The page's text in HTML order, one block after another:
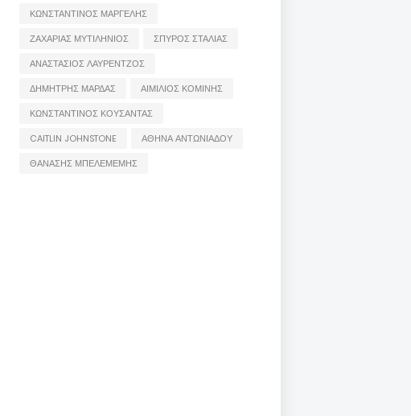
ΚΩΝΣΤΑΝΤΙΝΟΣ ΜΑΡΓΕΛΗΣ
ΖΑΧΑΡΙΑΣ ΜΥΤΙΛΗΝΙΟΣ
ΣΠΥΡΟΣ ΣΤΑΛΙΑΣ
ΑΝΑΣΤΑΣΙΟΣ ΛΑΥΡΕΝΤΖΟΣ
ΔΗΜΗΤΡΗΣ ΜΑΡΔΑΣ
ΑΙΜΙΛΙΟΣ ΚΟΜΙΝΗΣ
ΚΩΝΣΤΑΝΤΙΝΟΣ ΚΟΥΣΑΝΤΑΣ
CAITLIN JOHNSTONE
ΑΘΗΝΑ ΑΝΤΩΝΙΑΔΟΥ
ΘΑΝΑΣΗΣ ΜΠΕΛΕΜΕΜΗΣ